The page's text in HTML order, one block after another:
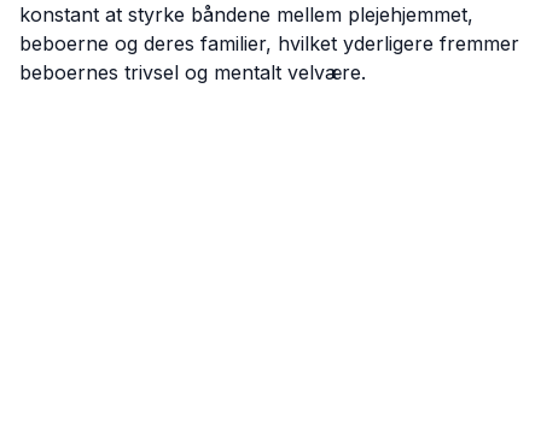
konstant at styrke båndene mellem plejehjemmet,
beboerne og deres familier, hvilket yderligere fremmer
beboernes trivsel og mentalt velvære.